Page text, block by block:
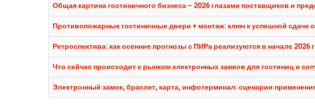
Общая картина гостиничного бизнеса – 2026 глазами поставщиков и
Противопожарные гостиничные двери + монтаж: ключ к успешной сдаче
Ретроспектива: как осенние прогнозы с ПИРа реализуются в начале 2026
Что сейчас происходит с рынком электронных замков для гостиниц и
Электронный замок, браслет, карта, инфотерминал: сценарии